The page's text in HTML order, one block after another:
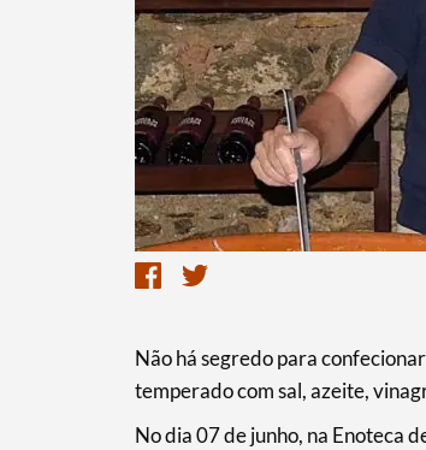
Não há segredo para
temperado com sal, azeite,
No dia 07 de junho, na Enoteca